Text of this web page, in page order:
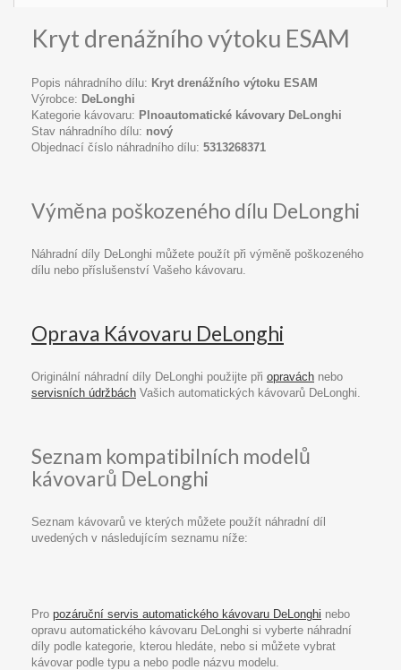
Kryt drenážního výtoku ESAM
Popis náhradního dílu: Kryt drenážního výtoku ESAM
Výrobce: DeLonghi
Kategorie kávovaru: Plnoautomatické kávovary DeLonghi
Stav náhradního dílu: nový
Objednací číslo náhradního dílu: 5313268371
Výměna poškozeného dílu DeLonghi
Náhradní díly DeLonghi můžete použít při výměně poškozeného
dílu nebo příslušenství Vašeho kávovaru.
Oprava Kávovaru DeLonghi
Originální náhradní díly DeLonghi použijte při opravách nebo
servisních údržbách Vašich automatických kávovarů DeLonghi.
Seznam kompatibilních modelů
kávovarů DeLonghi
Seznam kávovarů ve kterých můžete použít náhradní díl
uvedených v následujícím seznamu níže:
Pro pozáruční servis automatického kávovaru DeLonghi nebo
opravu automatického kávovaru DeLonghi si vyberte náhradní
díly podle kategorie, kterou hledáte, nebo si můžete vybrat
kávovar podle typu a nebo podle názvu modelu.